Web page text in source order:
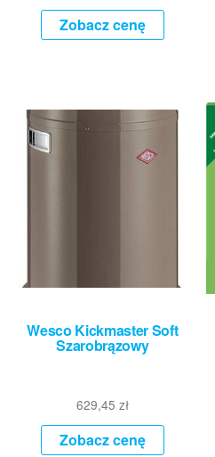
Zobacz cenę
Wesco Kickmaster Soft
Szarobrązowy
629,45 zł
Zobacz cenę